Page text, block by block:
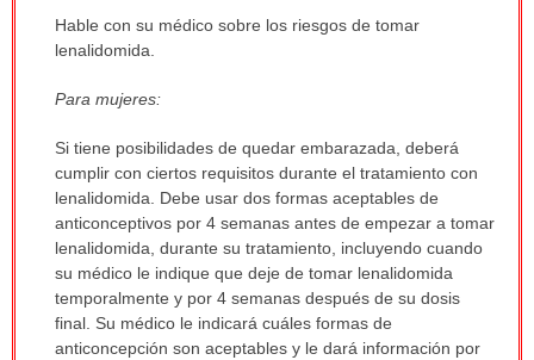
Hable con su médico sobre los riesgos de tomar
lenalidomida.
Para mujeres:
Si tiene posibilidades de quedar embarazada, deberá
cumplir con ciertos requisitos durante el tratamiento con
lenalidomida. Debe usar dos formas aceptables de
anticonceptivos por 4 semanas antes de empezar a tomar
lenalidomida, durante su tratamiento, incluyendo cuando
su médico le indique que deje de tomar lenalidomida
temporalmente y por 4 semanas después de su dosis
final. Su médico le indicará cuáles formas de
anticoncepción son aceptables y le dará información por